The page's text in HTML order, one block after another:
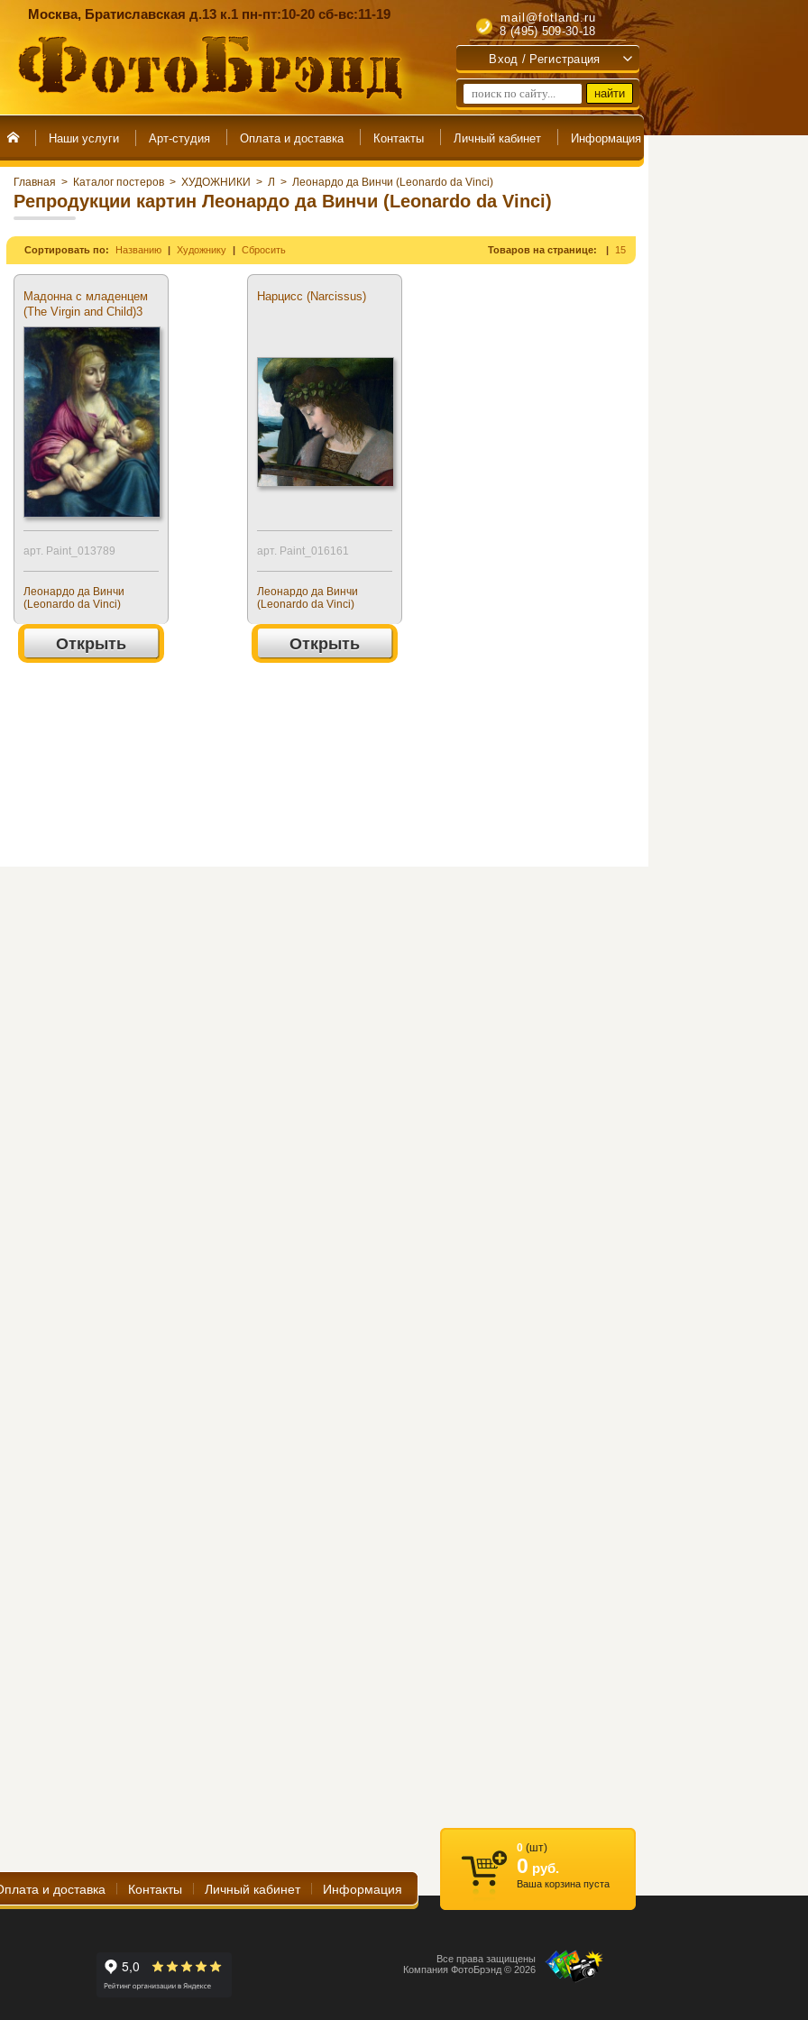
Москва, Братиславская д.13 к.1 пн-пт:10-20 сб-вс:11-19
mail@fotland.ru
8 (495) 509-30-18
Вход / Регистрация
Наши услуги Арт-студия
Главная > Каталог постеров > ХУДОЖНИКИ > Л > Леонардо да Винчи (Leonardo da Vinci)
Репродукции картин Леонардо да Винчи (Leonardo da Vinci)
Сортировать по: Названию Художнику Сбросить Товаров на странице: 15
Мадонна с младенцем
(The Virgin and Child)3
арт. Paint_013789
Леонардо да Винчи
(Leonardo da Vinci)
Открыть
Нарцисс (Narcissus)
арт. Paint_016161
Леонардо да Винчи
(Leonardo da Vinci)
Открыть
0 (шт)
0 руб.
Ваша корзина пуста
Все права защищены
Компания ФотоБрэнд © 2026